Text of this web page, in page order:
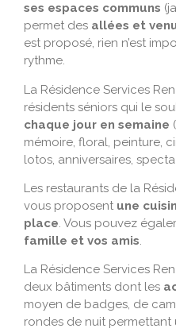
ses espaces communs
permet des allées et
est proposé, rien n’est
rythme.
La Résidence Services
résidents séniors qui le
chaque jour en semaine
mémoire, floral, peinture,
lotos, anniversaires,
Les restaurants de la
vous proposent une
place. Vous pouvez
famille et vos amis.
La Résidence Services
deux bâtiments dont les
moyen de badges, de
rondes de nuit permettant